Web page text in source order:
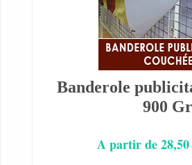
Banderole
900 Gr
A partir de